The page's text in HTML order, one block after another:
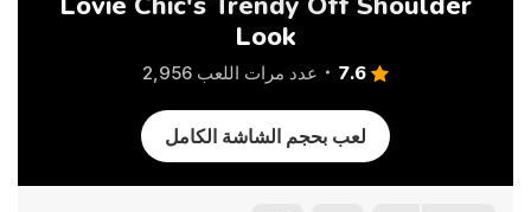
Look
7.6 عدد مرات اللعب 2,956
لعب بحجم الشاشة الكامل